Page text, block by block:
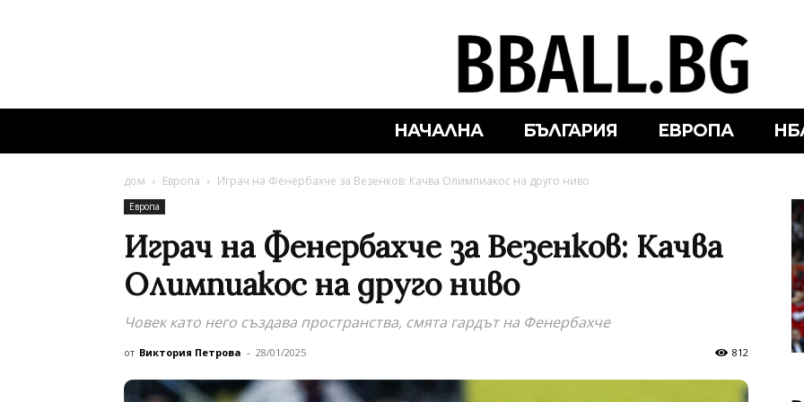
НАЧАЛНА БЪЛГАРИЯ ЕВРОПА
дом Европа Играч на Фенербахче за Везенков: Качва Олимпиакос на друго ниво
Европа
Играч на Фенербахче за Везенков: Качва
Олимпиакос на друго ниво
Човек като него създава пространства, смята гардът на Фенербахче
от Виктория Петрова - 28/01/2025 812